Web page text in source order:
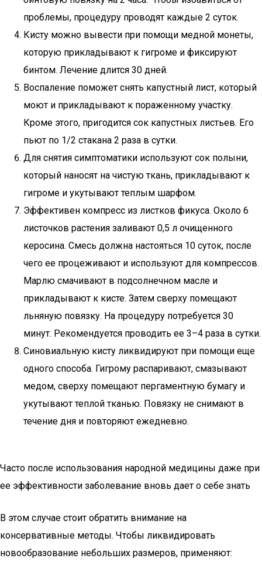
проблемы, процедуру проводят каждые 2 суток.
Кисту можно вывести при помощи медной монеты,
которую прикладывают к гигроме и фиксируют
бинтом. Лечение длится 30 дней.
Воспаление поможет снять капустный лист, который
моют и прикладывают к пораженному участку.
Кроме этого, пригодится сок капустных листьев. Его
пьют по 1/2 стакана 2 раза в сутки.
Для снятия симптоматики используют сок полыни,
который наносят на чистую ткань, прикладывают к
гигроме и укутывают теплым шарфом.
Эффективен компресс из листков фикуса. Около 6
листочков растения заливают 0,5 л очищенного
керосина. Смесь должна настояться 10 суток, после
чего ее процеживают и используют для компрессов.
Марлю смачивают в подсолнечном масле и
прикладывают к кисте. Затем сверху помещают
льняную повязку. На процедуру потребуется 30
минут. Рекомендуется проводить ее 3–4 раза в сутки.
Синовиальную кисту ликвидируют при помощи еще
одного способа. Гигрому распаривают, смазывают
медом, сверху помещают пергаментную бумагу и
укутывают теплой тканью. Повязку не снимают в
течение дня и повторяют ежедневно.
Часто после использования народной медицины даже при
ее эффективности заболевание вновь дает о себе знать
В этом случае стоит обратить внимание на
консервативные методы. Чтобы ликвидировать
новообразование небольших размеров, применяют: